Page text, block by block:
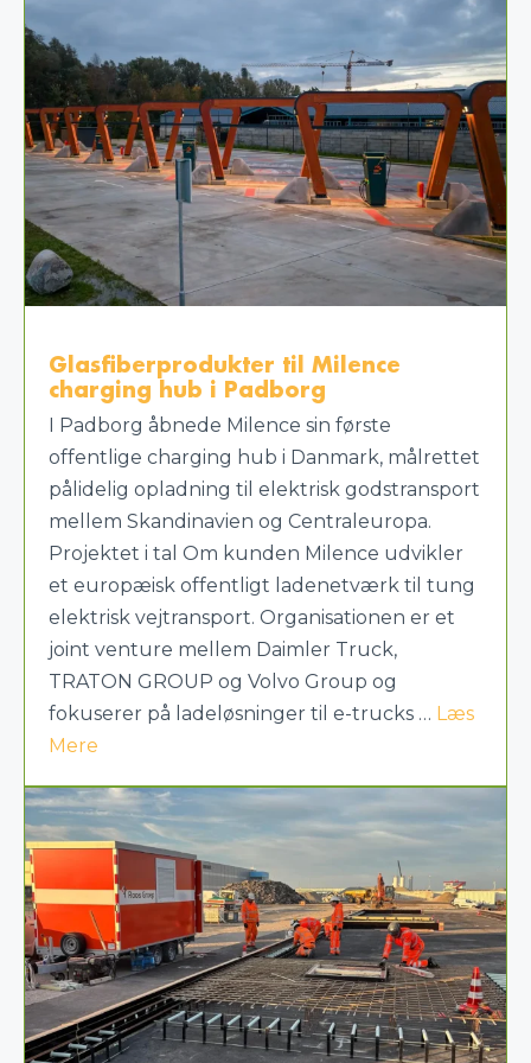
Glasfiberprodukter til Milence
charging hub i Padborg
I Padborg åbnede Milence sin første
offentlige charging hub i Danmark, målrettet
pålidelig opladning til elektrisk godstransport
mellem Skandinavien og Centraleuropa.
Projektet i tal Om kunden Milence udvikler
et europæisk offentligt ladenetværk til tung
elektrisk vejtransport. Organisationen er et
joint venture mellem Daimler Truck,
TRATON GROUP og Volvo Group og
fokuserer på ladeløsninger til e-trucks … Læs
Mere